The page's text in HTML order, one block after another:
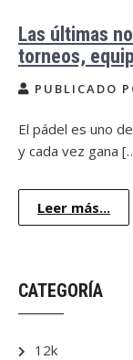
Las últimas
torneos,
PUBLICADO
El pádel es uno
y cada vez gana
Leer más...
CATEGORÍA
12k